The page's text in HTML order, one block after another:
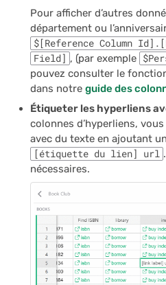
Pour afficher d’autres
département ou
$[Reference Column
Field] , (par exemple
pouvez consulter le
dans notreguide des
Étiqueter les hyperliens
colonnes d’hyperliens,
avec du texte en ajoutant
[étiquette du lien] url
nécessaires.